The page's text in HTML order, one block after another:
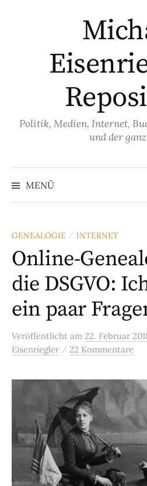
Politik, Medien, Internet,
und der
MENÜ
GENEALOGIE / INTERNET
Online-
die DSGVO:
ein paar
Veröffentlicht am 22. Februar
Eisenriegler / 22 Kommentare